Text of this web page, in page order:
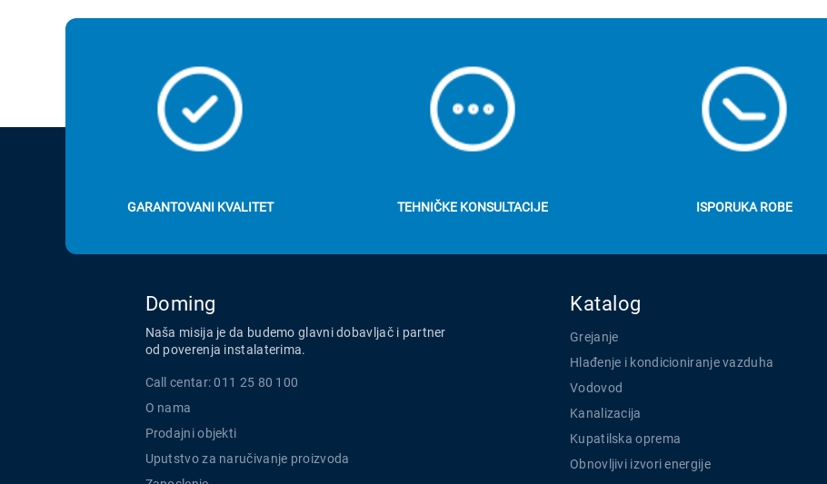
GARANTOVANI KVALITET TEHNIČKE KONSULTACIJE ISPORUKA ROBE
Doming
Naša misija je da budemo glavni dobavljač i partner
od poverenja instalaterima.
Call centar: 011 25 80 100
O nama
Prodajni objekti
Uputstvo za naručivanje proizvoda
Katalog
Grejanje
Hlađenje i kondicioniranje vazduha
Vodovod
Kanalizacija
Kupatilska oprema
Obnovljivi izvori energije